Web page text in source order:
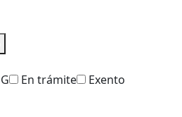
G En trámite
Exento